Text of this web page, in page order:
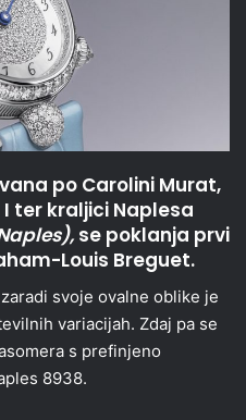
po Carolini Murat,
ter kraljici Naplesa
se poklanja prvi
Louis Breguet.
svoje ovalne oblike je
variacijah. Zdaj pa se
s prefinjeno
8938.